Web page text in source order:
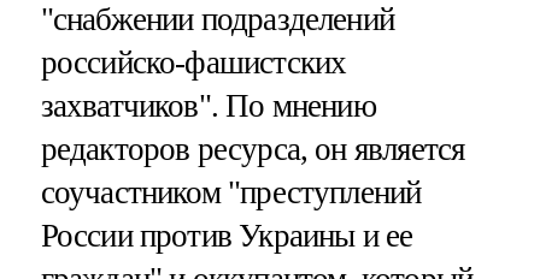
"снабжении подразделений
российско-фашистских
захватчиков". По мнению
редакторов ресурса, он является
соучастником "преступлений
России против Украины и ее